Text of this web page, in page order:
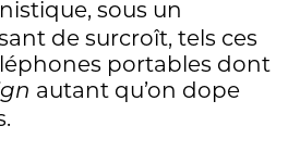
sous un
de surcroît, tels ces
portables dont
autant qu’on dope